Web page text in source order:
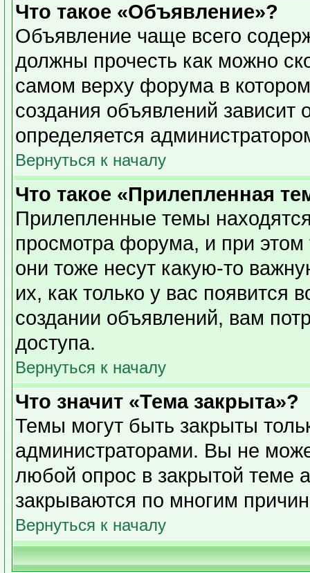
Что такое «Объявление»?
Объявление чаще всего
должны прочесть как можно
самом верху форума в
создания объявлений зависит
определяется
Вернуться к началу
Что такое «Прилепленная
Прилепленные темы
просмотра форума, и при
они тоже несут какую-то
их, как только у вас появится
создании объявлений, вам
доступа.
Вернуться к началу
Что значит «Тема закрыта»?
Темы могут быть закрыты
администраторами. Вы не
любой опрос в закрытой теме
закрываются по многим
Вернуться к началу